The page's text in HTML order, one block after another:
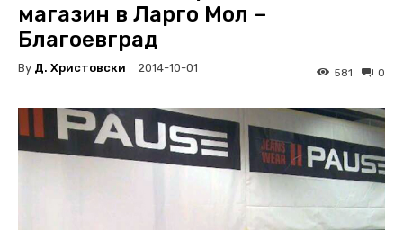
магазин в Ларго Мол –
Благоевград
By Д. Христовски 2014-10-01 0
581